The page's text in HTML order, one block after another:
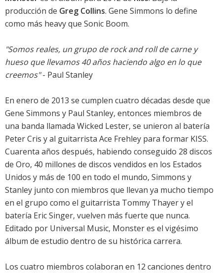
producción de Greg Collins. Gene Simmons lo define
como más heavy que Sonic Boom.
"Somos reales, un grupo de rock and roll de carne y
hueso que llevamos 40 años haciendo algo en lo que
creemos"- Paul Stanley
En enero de 2013 se cumplen cuatro décadas desde que
Gene Simmons y Paul Stanley, entonces miembros de
una banda llamada Wicked Lester, se unieron al batería
Peter Cris y al guitarrista Ace Frehley para formar KISS.
Cuarenta años después, habiendo conseguido 28 discos
de Oro, 40 millones de discos vendidos en los Estados
Unidos y más de 100 en todo el mundo, Simmons y
Stanley junto con miembros que llevan ya mucho tiempo
en el grupo como el guitarrista Tommy Thayer y el
batería Eric Singer, vuelven más fuerte que nunca.
Editado por Universal Music, Monster es el vigésimo
álbum de estudio dentro de su histórica carrera.
Los cuatro miembros colaboran en 12 canciones dentro